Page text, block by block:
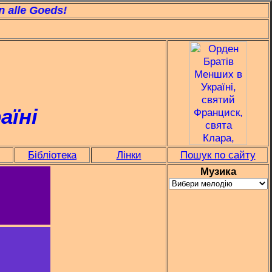
Goeds!
Бібліотека Лінки
Пошук по сайту
Музика